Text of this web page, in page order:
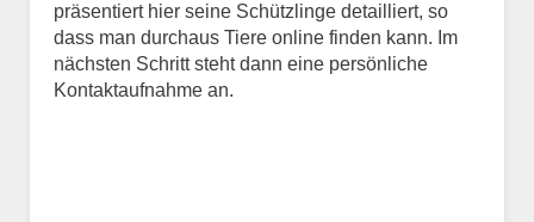
präsentiert hier seine Schützlinge detailliert, so
dass man durchaus Tiere online finden kann. Im
nächsten Schritt steht dann eine persönliche
Kontaktaufnahme an.